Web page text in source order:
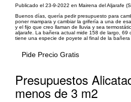
Publicado el 23-9-2022 en Mairena del Aljarafe
Buenos días, quería pedir presupuesto para
poner mampara y cambiar la grifería a una de
y el fijo que creo llaman de lluvia y sea
aljarafe. La bañera actual mide 158 de largo, 69
tiene una especie de poyete al final de la bañera
Pide Precio Gratis
Presupuestos
menos de 3 m2